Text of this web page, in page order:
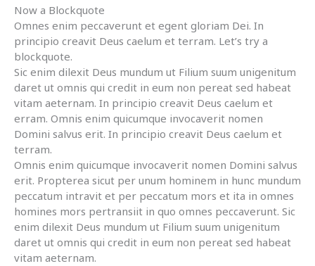
Now a Blockquote
Omnes enim peccaverunt et egent gloriam Dei. In
principio creavit Deus caelum et terram. Let’s try a
blockquote.
Sic enim dilexit Deus mundum ut Filium suum unigenitum
daret ut omnis qui credit in eum non pereat sed habeat
vitam aeternam. In principio creavit Deus caelum et
erram. Omnis enim quicumque invocaverit nomen
Domini salvus erit. In principio creavit Deus caelum et
terram.
Omnis enim quicumque invocaverit nomen Domini salvus
erit. Propterea sicut per unum hominem in hunc mundum
peccatum intravit et per peccatum mors et ita in omnes
homines mors pertransiit in quo omnes peccaverunt. Sic
enim dilexit Deus mundum ut Filium suum unigenitum
daret ut omnis qui credit in eum non pereat sed habeat
vitam aeternam.